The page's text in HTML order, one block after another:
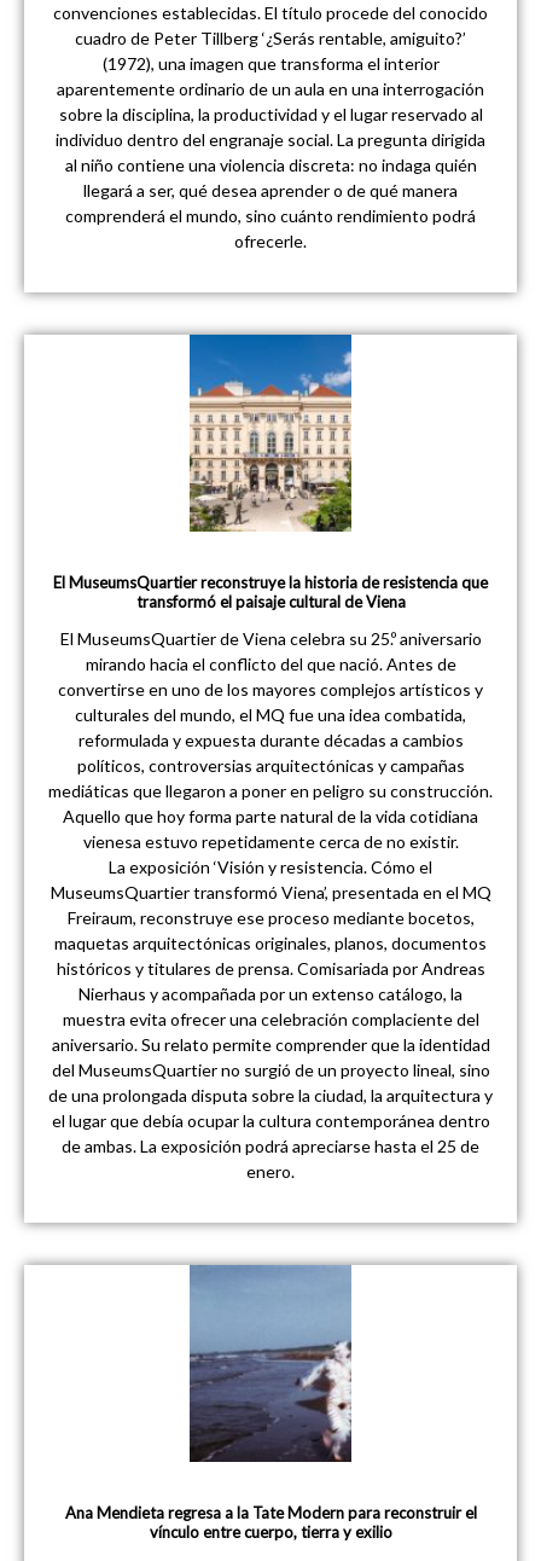
convenciones establecidas. El título procede del conocido
cuadro de Peter Tillberg ‘¿Serás rentable, amiguito?’
(1972), una imagen que transforma el interior
aparentemente ordinario de un aula en una interrogación
sobre la disciplina, la productividad y el lugar reservado al
individuo dentro del engranaje social. La pregunta dirigida
al niño contiene una violencia discreta: no indaga quién
llegará a ser, qué desea aprender o de qué manera
comprenderá el mundo, sino cuánto rendimiento podrá
ofrecerle.
El MuseumsQuartier reconstruye la historia de resistencia que
transformó el paisaje cultural de Viena
El MuseumsQuartier de Viena celebra su 25.º aniversario
mirando hacia el conflicto del que nació. Antes de
convertirse en uno de los mayores complejos artísticos y
culturales del mundo, el MQ fue una idea combatida,
reformulada y expuesta durante décadas a cambios
políticos, controversias arquitectónicas y campañas
mediáticas que llegaron a poner en peligro su construcción.
Aquello que hoy forma parte natural de la vida cotidiana
vienesa estuvo repetidamente cerca de no existir.
La exposición ‘Visión y resistencia. Cómo el
MuseumsQuartier transformó Viena’, presentada en el MQ
Freiraum, reconstruye ese proceso mediante bocetos,
maquetas arquitectónicas originales, planos, documentos
históricos y titulares de prensa. Comisariada por Andreas
Nierhaus y acompañada por un extenso catálogo, la
muestra evita ofrecer una celebración complaciente del
aniversario. Su relato permite comprender que la identidad
del MuseumsQuartier no surgió de un proyecto lineal, sino
de una prolongada disputa sobre la ciudad, la arquitectura y
el lugar que debía ocupar la cultura contemporánea dentro
de ambas. La exposición podrá apreciarse hasta el 25 de
enero.
Ana Mendieta regresa a la Tate Modern para reconstruir el
vínculo entre cuerpo, tierra y exilio